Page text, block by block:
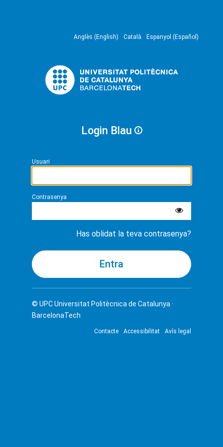
Anglès (English) Català Espanyol (Español)
Login Blau
Usuari
Contrasenya
Has oblidat la teva contrasenya?
© UPCUniversitat Politècnica de Catalunya ·
BarcelonaTech
Contacte Accessibilitat Avís legal